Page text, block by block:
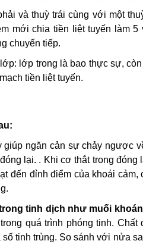
và thuỳ trái cùng với một
mới chia tiền liệt tuyến làm 5
chuyển tiếp.
lớp trong là bao thực sự,
tiền liệt tuyến.
giúp ngăn cản sự chảy ngược
lại. . Khi cơ thắt trong
đến đỉnh điểm của khoái cảm,
tinh dịch như muối
quá trình phóng tinh.
tinh trùng. So sánh với nửa